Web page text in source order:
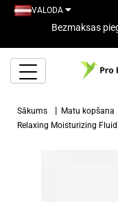
VALODA
Bezmaksas
Sākums Matu kopšana
Relaxing Moisturizing